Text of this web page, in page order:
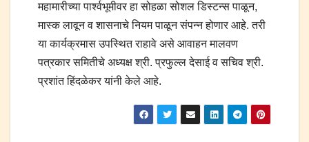
महामारीच्या पार्श्वभूमीवर हा सोहळा सोशल डिस्टन्स पाळून,
मास्क लावून व शासनाचे नियम पाळून संपन्न होणार आहे. तरी
या कार्यक्रमास उपस्थित राहावे असे आवाहन मालवण
पत्रकार समितीचे अध्यक्ष श्री. प्रफुल्ल देसाई व सचिव श्री.
प्रशांत हिंदळेकर यांनी केले आहे.